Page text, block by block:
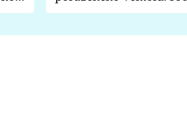
chce raději zápasit s